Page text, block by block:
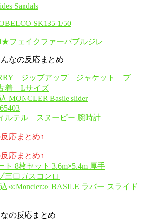
Sandals
SK135 1/50
フェイクファーバブルジレ
なの反応まとめ
ジップアップ ジャケット ブ
着 Lサイズ
MONCLER Basile slider
ルテル スヌーピー 腕時計
応まとめ↑
応まとめ↑
ト 8枚セット 3.6m×5.4m 厚手
三口ガスコンロ
込≪Moncler≫ BASILE ラバー スライド
の反応まとめ